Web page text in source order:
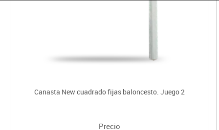
Canasta New cuadrado fijas baloncesto. Juego 2
Precio